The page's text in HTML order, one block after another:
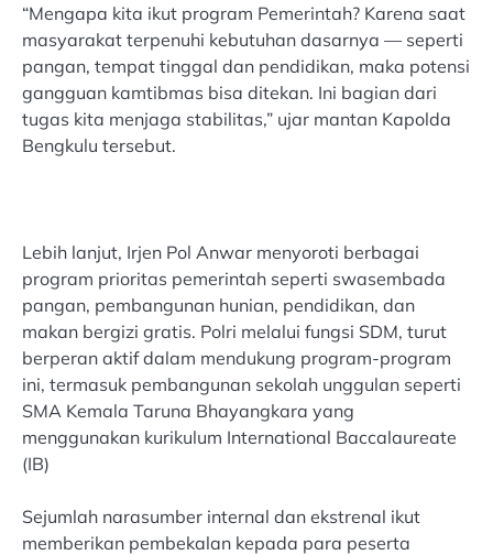
“Mengapa kita ikut program Pemerintah? Karena saat
masyarakat terpenuhi kebutuhan dasarnya — seperti
pangan, tempat tinggal dan pendidikan, maka potensi
gangguan kamtibmas bisa ditekan. Ini bagian dari
tugas kita menjaga stabilitas,” ujar mantan Kapolda
Bengkulu tersebut.
Lebih lanjut, Irjen Pol Anwar menyoroti berbagai
program prioritas pemerintah seperti swasembada
pangan, pembangunan hunian, pendidikan, dan
makan bergizi gratis. Polri melalui fungsi SDM, turut
berperan aktif dalam mendukung program-program
ini, termasuk pembangunan sekolah unggulan seperti
SMA Kemala Taruna Bhayangkara yang
menggunakan kurikulum International Baccalaureate
(IB)
Sejumlah narasumber internal dan ekstrenal ikut
memberikan pembekalan kepada para peserta